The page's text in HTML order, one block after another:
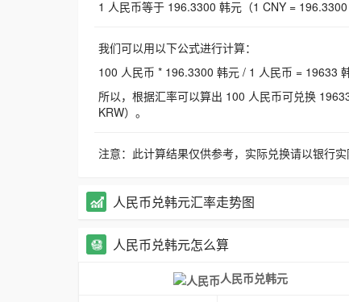
1 人民币等于 196.3300 韩元（1 CNY =
我们可以用以下公式进行计算：
100 人民币 * 196.3300 韩元 / 1 人民币 = 19633
所以，根据汇率可以算出 100 人民币可兑换
KRW）。
注意：此计算结果仅供参考，实际兑换请以银行实
人民币兑韩元汇率走势图
人民币兑韩元怎么算
人民币兑韩元